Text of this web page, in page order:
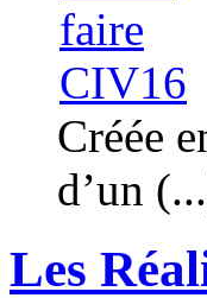
Créée
d’un
Les